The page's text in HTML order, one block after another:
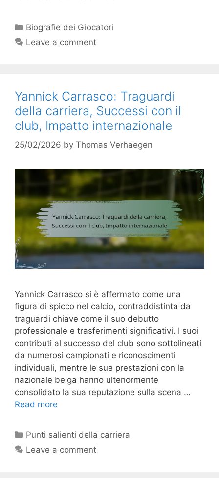
Categories
Biografie dei Giocatori
Leave a comment
Yannick Carrasco: Traguardi
della carriera, Successi con il
club, Impatto internazionale
25/02/2026 by Thomas Verhaegen
Yannick Carrasco si è affermato come una
figura di spicco nel calcio, contraddistinta da
traguardi chiave come il suo debutto
professionale e trasferimenti significativi. I suoi
contributi al successo del club sono sottolineati
da numerosi campionati e riconoscimenti
individuali, mentre le sue prestazioni con la
nazionale belga hanno ulteriormente
consolidato la sua reputazione sulla scena …
Read more
Categories
Punti salienti della carriera
Leave a comment